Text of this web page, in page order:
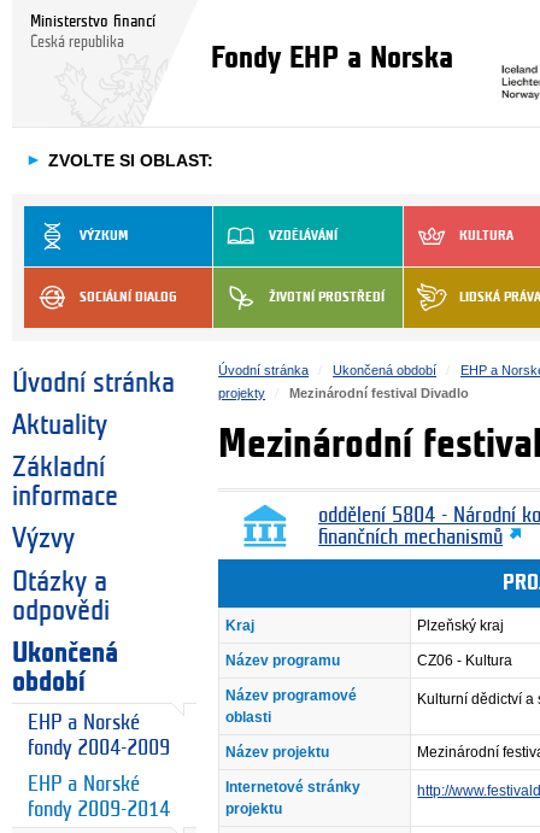
Ministerstvo financí
Česká republika
Fondy EHP a Norska
► ZVOLTE SI OBLAST:
VÝZKUM VZDĚLÁVÁNÍ KULTURA
SOCIÁLNÍ DIALOG ŽIVOTNÍ PROSTŘEDÍ LIDSKÁ PRÁVA
Úvodní stránka
Aktuality
Základní
informace
Výzvy
Otázky a
odpovědi
Ukončená
období
EHP a Norské
fondy 2004-2009
EHP a Norské
fondy 2009-2014
Úvodní stránka Ukončená období
EHP a
projekty
Mezinárodní festival Divadlo
Mezinárodní
oddělení 5804 - Národní
finančních mechanismů
Kraj Plzeňský kraj
Název programu CZ06 - Kultura
Název programové
oblasti
Kulturní dědictví a
Název projektu Mezinárodní
Internetové stránky
projektu
http://